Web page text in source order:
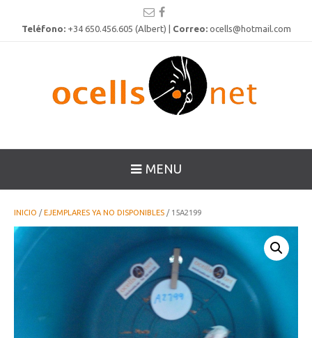
Teléfono:+34 650.456.605 (Albert) | Correo: ocells@hotmail.com
MENU
INICIO /EJEMPLARES YA NO DISPONIBLES / 15A2199